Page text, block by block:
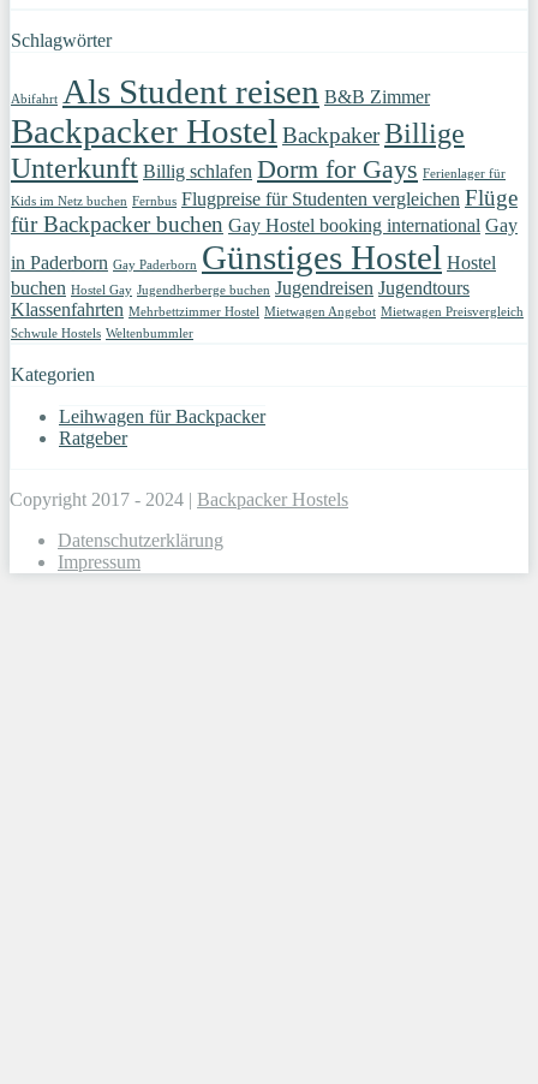
Schlagwörter
Abifahrt Als Student reisen B&B Zimmer
Backpacker HostelBackpakerBillige
Unterkunft Billig schlafen Dorm for Gays Ferienlager für
Kids im Netz buchen Fernbus Flugpreise für Studenten vergleichen Flüge
für Backpacker buchen Gay Hostel booking international Gay
in Paderborn Gay Paderborn Günstiges Hostel Hostel
buchen Hostel Gay Jugendherberge buchen Jugendreisen Jugendtours
Klassenfahrten Mehrbettzimmer Hostel Mietwagen Angebot Mietwagen Preisvergleich
Schwule Hostels Weltenbummler
Kategorien
Leihwagen für Backpacker
Ratgeber
Copyright 2017 - 2024 | Backpacker Hostels
Datenschutzerklärung
Impressum